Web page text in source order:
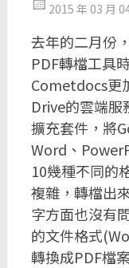
2015 年 03 月
去年的二月份
PDF轉檔工具
Cometdocs更
Drive的雲端
擴充套件，將
Word、
10幾種不同的
複雜，轉檔出
字方面也沒有
的文件格式
轉換成PDF檔